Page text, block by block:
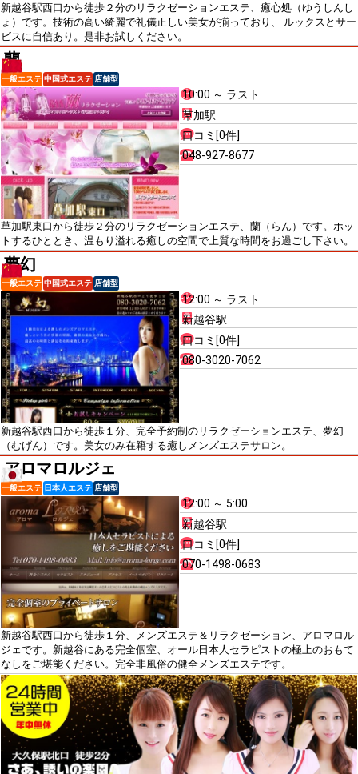
新越谷駅西口から徒歩２分のリラクゼーションエステ、癒心処（ゆうしんし
ょ）です。技術の高い綺麗で礼儀正しい美女が揃っており、 ルックスとサー
ビスに自信あり。是非お試しください。
蘭
一般エステ 中国式エステ 店舗型
10:00 ～ ラスト
草加駅
口コミ[0件]
048-927-8677
草加駅東口から徒歩２分のリラクゼーションエステ、蘭（らん）です。ホッ
トするひととき、温もり溢れる癒しの空間で上質な時間をお過ごし下さい。
夢幻
一般エステ 中国式エステ 店舗型
12:00 ～ ラスト
新越谷駅
口コミ[0件]
080-3020-7062
新越谷駅西口から徒歩１分、完全予約制のリラクゼーションエステ、夢幻
（むげん）です。美女のみ在籍する癒しメンズエステサロン。
アロマロルジェ
一般エステ 日本人エステ 店舗型
12:00 ～ 5:00
新越谷駅
口コミ[0件]
070-1498-0683
新越谷駅西口から徒歩１分、メンズエステ＆リラクゼーション、アロマロル
ジェです。新越谷にある完全個室、オール日本人セラピストの極上のおもて
なしをご堪能ください。完全非風俗の健全メンズエステです。